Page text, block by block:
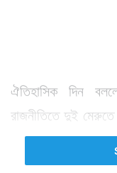
ঐতিহাসিক দিন
রাজনীতিতে দুই
কারও দফতরে যেতে
পরে সেখানে বসে